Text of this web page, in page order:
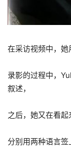
在采访视频中，她
录影的过程中，
叙述，
之后，她又在看起
分别用两种语言